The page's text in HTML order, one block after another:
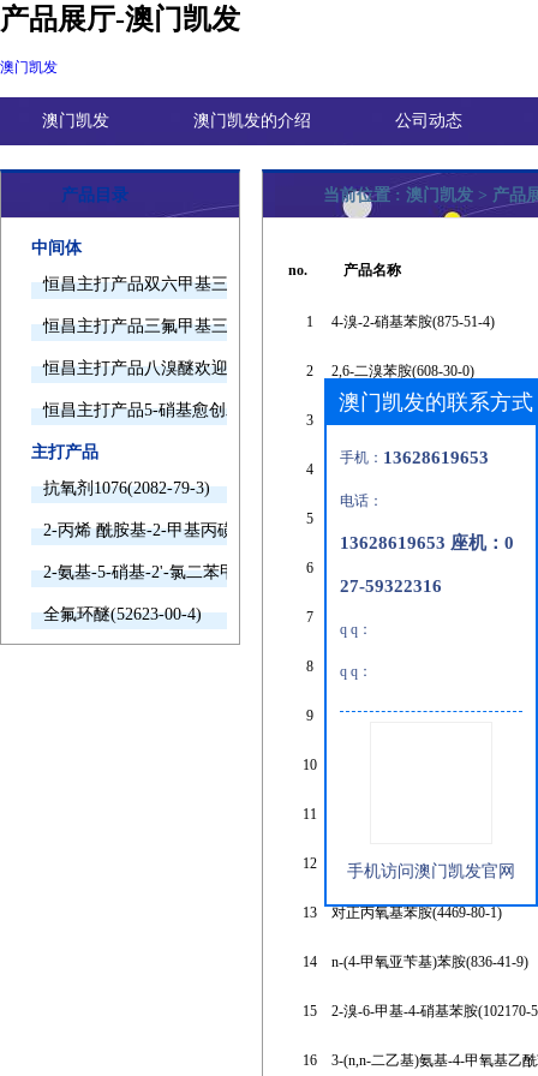
产品展厅-澳门凯发
澳门凯发
澳门凯发 澳门凯发的介绍 公司动态
产品目录
中间体
恒昌主打产品双六甲基三胺欢迎询价
恒昌主打产品三氟甲基三甲基硅烷欢迎询价
恒昌主打产品八溴醚欢迎询价
恒昌主打产品5-硝基愈创木酚钠欢迎询价
主打产品
抗氧剂1076(2082-79-3)
2-丙烯 酰胺基-2-甲基丙磺酸(15214-89-8)
2-氨基-5-硝基-2'-氯二苯甲酮(2011-66-7)
全氟环醚(52623-00-4)
当前位置 : 澳门凯发 > 产品
no. 产品名称
1 4-溴-2-硝基苯胺(875-51-4)
2 2,6-二溴苯胺(608-30-0)
3
4 4-溴-2-氟乙酰苯胺(326-66-9)
5
6
7
8 3-苯氧基苯胺(3586-12-7)
9 2,6-二碘-4-硝基苯胺(5398-27-6)
10
11
12 2-甲氧基-6-甲基 苯胺(50868-73-
13 对正丙氧基苯胺(4469-80-1)
14 n-(4-甲氧亚苄基)苯胺(836-41-9)
15 2-溴-6-甲基-4-硝基苯胺(102170-
16 3-(n,n-二乙基)氨基-4-甲氧基乙
澳门凯发的联系方式
手机： 13628619653
电话：
13628619653 座机：0
27-59322316
q q：
q q：
手机访问澳门凯发官网